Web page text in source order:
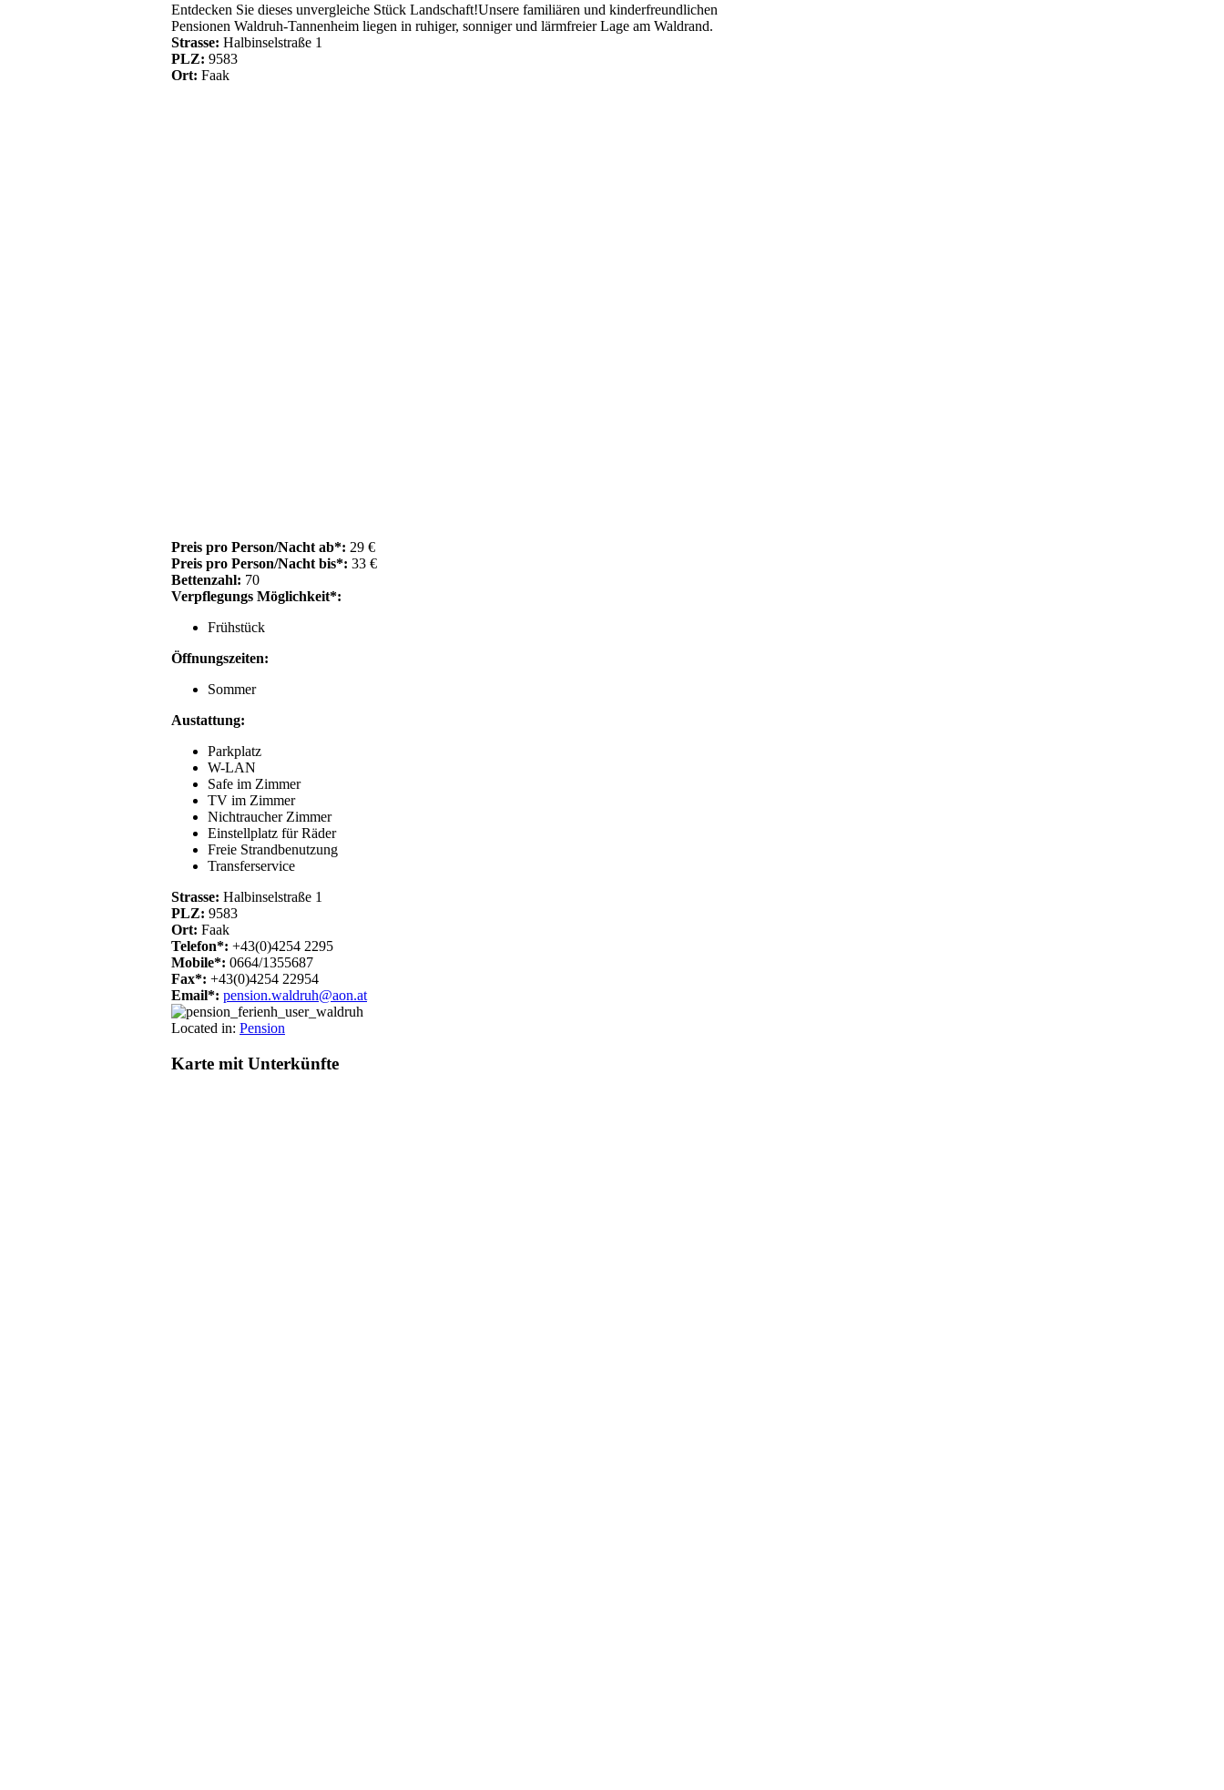
Entdecken Sie dieses unvergleiche Stück Landschaft!Unsere familiären und kinderfreundlichen
Pensionen Waldruh-Tannenheim liegen in ruhiger, sonniger und lärmfreier Lage am Waldrand.
Strasse: Halbinselstraße 1
PLZ: 9583
Ort: Faak
Preis pro Person/Nacht ab*: 29 €
Preis pro Person/Nacht bis*: 33 €
Bettenzahl: 70
Verpflegungs Möglichkeit*:
Frühstück
Öffnungszeiten:
Sommer
Austattung:
Parkplatz
W-LAN
Safe im Zimmer
TV im Zimmer
Nichtraucher Zimmer
Einstellplatz für Räder
Freie Strandbenutzung
Transferservice
Strasse: Halbinselstraße 1
PLZ: 9583
Ort: Faak
Telefon*: +43(0)4254 2295
Mobile*: 0664/1355687
Fax*: +43(0)4254 22954
Email*: pension.waldruh@aon.at
Located in: Pension
Karte mit Unterkünfte